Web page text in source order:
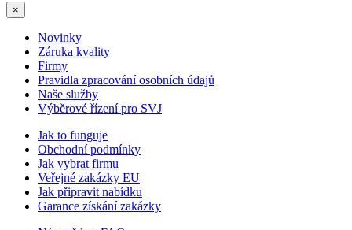
×
Novinky
Záruka kvality
Firmy
Pravidla zpracování osobních údajů
Naše služby
Výběrové řízení pro SVJ
Jak to funguje
Obchodní podmínky
Jak vybrat firmu
Veřejné zakázky EU
Jak připravit nabídku
Garance získání zakázky